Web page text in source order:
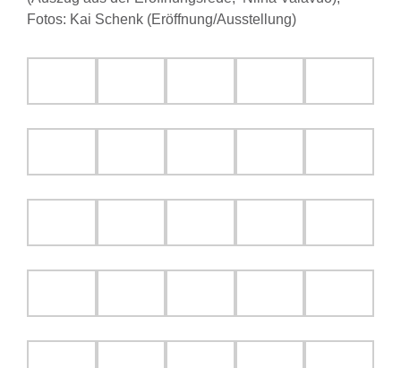
Fotos: Kai Schenk (Eröffnung/Ausstellung)